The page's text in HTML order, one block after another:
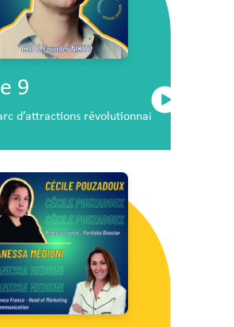
9
d’attractions révolutionnaire en plein